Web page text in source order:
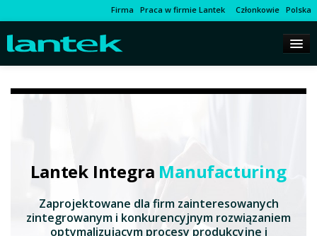
Firma Praca w firmie Lantek Członkowie Polska
Lantek Integra Manufacturing
Zaprojektowane dla firm zainteresowanych
zintegrowanym i konkurencyjnym rozwiązaniem
optymalizującym procesy produkcyjne i